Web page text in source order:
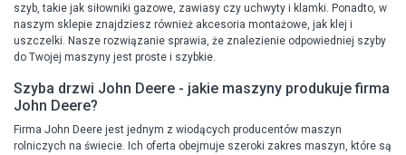
szyb, takie jak siłowniki gazowe, zawiasy czy uchwyty i klamki. Ponadto, w
naszym sklepie znajdziesz również akcesoria montażowe, jak klej i
uszczelki. Nasze rozwiązanie sprawia, że znalezienie odpowiedniej szyby
do Twojej maszyny jest proste i szybkie.
Szyba drzwi John Deere - jakie maszyny produkuje firma
John Deere?
Firma John Deere jest jednym z wiodących producentów maszyn
rolniczych na świecie. Ich oferta obejmuje szeroki zakres maszyn, które są